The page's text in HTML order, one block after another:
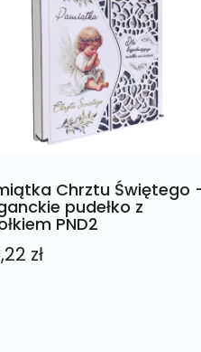
Chrztu Świętego
pudełko z
PND2
zł